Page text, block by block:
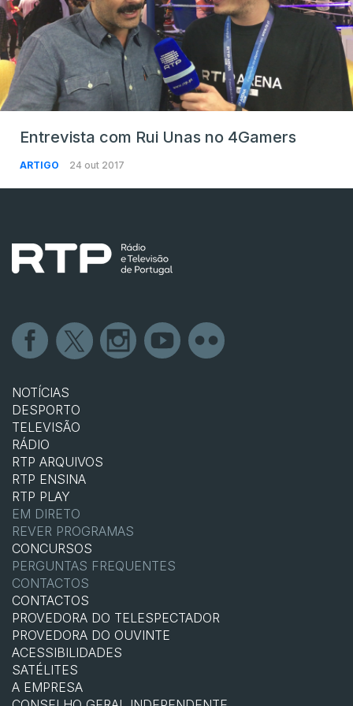
Entrevista com Rui Unas no 4Gamers
ARTIGO 24 out 2017
NOTÍCIAS
DESPORTO
TELEVISÃO
RÁDIO
RTP ARQUIVOS
RTP ENSINA
RTP PLAY
EM DIRETO
REVER PROGRAMAS
CONCURSOS
PERGUNTAS FREQUENTES
CONTACTOS
CONTACTOS
PROVEDORA DO TELESPECTADOR
PROVEDORA DO OUVINTE
ACESSIBILIDADES
SATÉLITES
A EMPRESA